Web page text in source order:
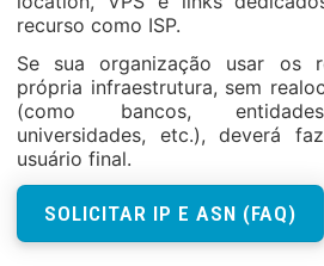
recurso como ISP.
Se sua organização usar os
própria infraestrutura, sem
(como bancos, entidades
universidades, etc.), deverá
usuário final.
SOLICITAR IP E ASN (FAQ)